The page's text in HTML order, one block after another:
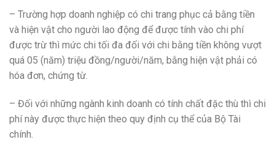
– Trường hợp doanh nghiệp có chi trang phục cả bằng tiền
và hiện vật cho người lao động để được tính vào chi phí
được trừ thì mức chi tối đa đối với chi bằng tiền không vượt
quá 05 (năm) triệu đồng/người/năm, bằng hiện vật phải có
hóa đơn, chứng từ.
– Đối với những ngành kinh doanh có tính chất đặc thù thì chi
phí này được thực hiện theo quy định cụ thể của Bộ Tài
chính.